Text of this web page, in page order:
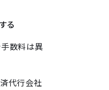
る
数料は異
代行会社